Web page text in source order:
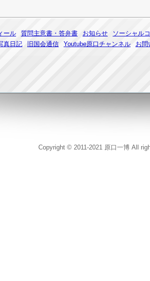
ール 質問主意書・答弁書 お知らせ
ソーシャル
真日記 旧国会通信 Youtube原口チャンネル お問
Copyright © 2011-2021 原口一博 All